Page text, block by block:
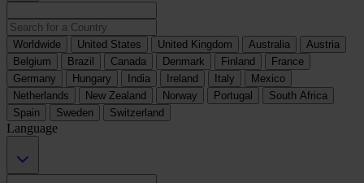
Worldwide United States United Kingdom Australia
Austria
Belgium
Brazil Canada Denmark Finland
France
Germany
Hungary India Ireland Italy
Mexico
Netherlands
New Zealand Norway Portugal
South Africa
Spain
Sweden Switzerland
Language